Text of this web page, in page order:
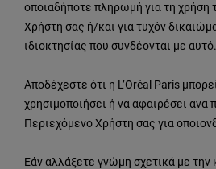
οποιαδήποτε πληρωμή για τη χρήση
Χρήστη σας ή/και για τυχόν
ιδιοκτησίας που συνδέονται με αυτό.
Αποδέχεστε ότι η L’Oréal Paris
χρησιμοποιήσει ή να αφαιρέσει ανα
Περιεχόμενο Χρήστη σας για
Εάν αλλάξετε γνώμη σχετικά με την